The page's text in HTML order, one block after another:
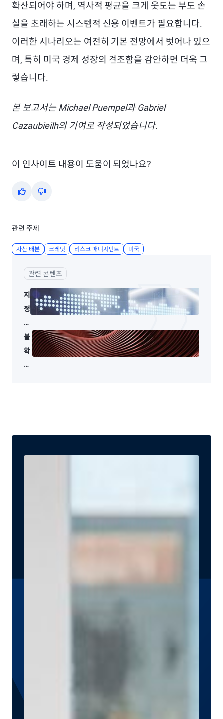
확산되어야 하며, 역사적 평균을 크게 웃도는 부도 손
실을 초래하는 시스템적 신용 이벤트가 필요합니다.
이러한 시나리오는 여전히 기본 전망에서 벗어나 있으
며, 특히 미국 경제 성장의 견조함을 감안하면 더욱 그
렇습니다.
본 보고서는 Michael Puempel과 Gabriel
Cazaubieilh의 기여로 작성되었습니다.
이 인사이트 내용이 도움이 되었나요?
Yes No
관련 주제
자산 배분 크레딧 리스크 매니지먼트 미국
관련 콘텐츠
지
정
학
이
경
제
로
불
확
실
분